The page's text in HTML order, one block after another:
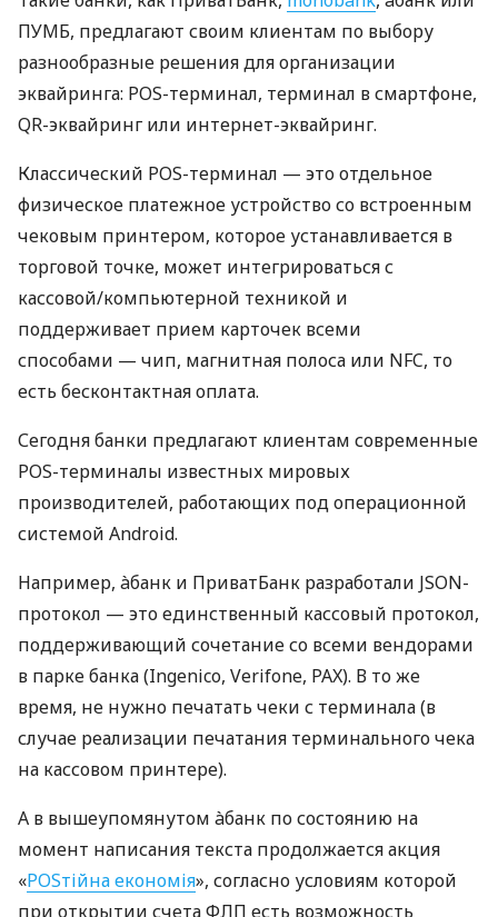
ПУМБ, предлагают своим клиентам по выбору
разнообразные решения для организации
эквайринга: POS-терминал, терминал в смартфоне,
QR-эквайринг или интернет-эквайринг.
Классический POS-терминал — это отдельное
физическое платежное устройство со встроенным
чековым принтером, которое устанавливается в
торговой точке, может интегрироваться с
кассовой/компьютерной техникой и
поддерживает прием карточек всеми
способами — чип, магнитная полоса или NFC, то
есть бесконтактная оплата.
Сегодня банки предлагают клиентам современные
POS-терминалы известных мировых
производителей, работающих под операционной
системой Android.
Например, àбанк и ПриватБанк разработали JSON-
протокол — это единственный кассовый протокол,
поддерживающий сочетание со всеми вендорами
в парке банка (Ingenico, Verifone, PAX). В то же
время, не нужно печатать чеки с терминала (в
случае реализации печатания терминального чека
на кассовом принтере).
А в вышеупомянутом àбанк по состоянию на
момент написания текста продолжается акция
«POSтійна економія», согласно условиям которой
при открытии счета ФЛП есть возможность